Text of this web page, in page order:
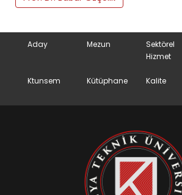
Aday Mezun
Sektörel
Hizmet
Ktunsem Kütüphane Kalite